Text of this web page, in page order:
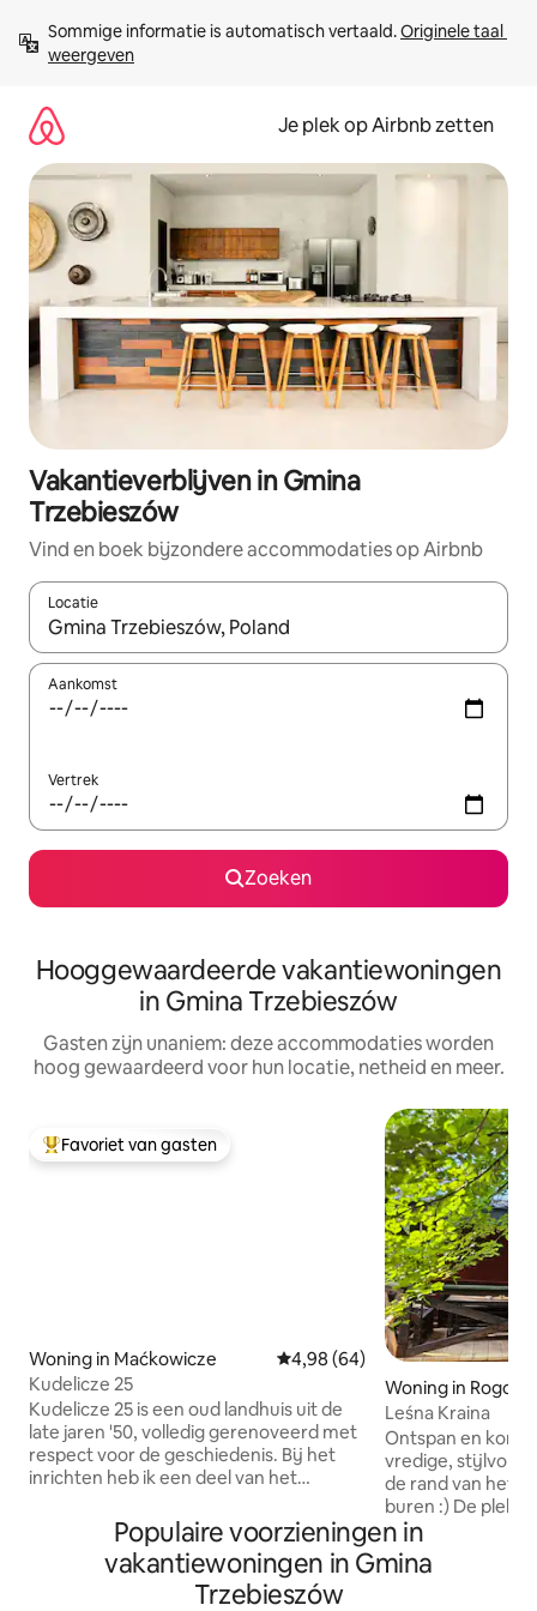
direct
naar
Sommige informatie is automatisch vertaald. Originele taal
weergeven
Je plek op Airbnb zetten
Vakantieverblijven in Gmina
Trzebieszów
Vind en boek bijzondere accommodaties op Airbnb
Locatie
Wanneer er resultaten beschikbaar zijn, maak je een keuze
Aankomst
Vertrek
Zoeken
Hooggewaardeerde vakantiewoningen
in Gmina Trzebieszów
Gasten zijn unaniem: deze accommodaties worden
hoog gewaardeerd voor hun locatie, netheid en meer.
Topfavoriet van gasten
Favoriet van gasten
Woning in Maćkowicze Gemiddelde beoordeling van
4,98 (64)
Kudelicze 25
Kudelicze 25 is een oud landhuis uit de
late jaren '50, volledig gerenoveerd met
respect voor de geschiedenis. Bij het
inrichten heb ik een deel van het
dat heb ik zelf gerestaureerd. Er staat
een oude schuur op het terrein en
rondom het huis staan bloemen die ik in
mijn vrije tijd verzorg. Intiem
Woning in
Leśna Kraina
Ontspan en kom
vredige, stijlvolle
de rand van het
buren :) De plek
landelijke sfeer
houten Podlasie-
tegelkachel in de
Populaire voorzieningen in
vakantiewoningen in Gmina
Trzebieszów